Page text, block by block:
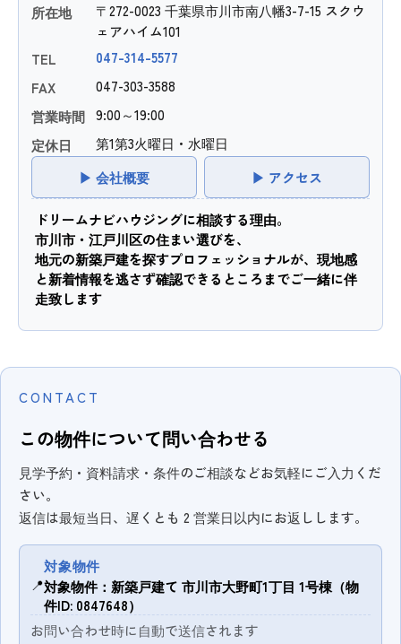
所在地
〒272-0023 千葉県市川市南八幡3-7-15 スクウ
ェアハイム101
TEL
047-314-5577
FAX
047-303-3588
営業時間 9:00～19:00
定休日
第1第3火曜日・水曜日
▶ 会社概要
▶ アクセス
ドリームナビハウジングに相談する理由。
市川市・江戸川区の住まい選びを、
地元の新築戸建を探すプロフェッショナルが、現地感
と新着情報を逃さず確認できるところまでご一緒に伴
走致します
CONTACT
この物件について問い合わせる
見学予約・資料請求・条件のご相談などお気軽にご入力くだ
さい。
返信は最短当日、遅くとも 2 営業日以内にお返しします。
📍
対象物件
対象物件：新築戸建て 市川市大野町1丁目 1号棟（物
件ID: 0847648）
お問い合わせ時に自動で送信されます